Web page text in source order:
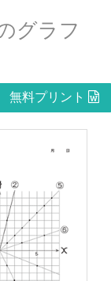
グラフ
料プリント